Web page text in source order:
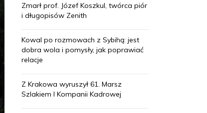
Zmarł prof. Józef Koszkul, twórca piór
i długopisów Zenith
Kowal po rozmowach z Sybihą: jest
dobra wola i pomysły, jak poprawiać
relacje
Z Krakowa wyruszył 61. Marsz
Szlakiem I Kompanii Kadrowej